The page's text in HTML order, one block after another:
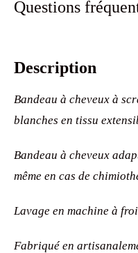
Questions
Description
Bandeau à cheveux à
blanches en tissu
Bandeau à cheveux
même en cas de
Lavage en machine à
Fabriqué en